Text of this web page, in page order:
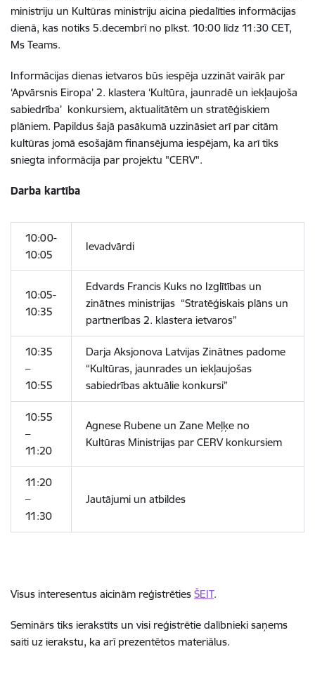
ministriju un Kultūras ministriju aicina piedalīties informācijas
dienā, kas notiks 5.decembrī no plkst. 10:00 līdz 11:30 CET,
Ms Teams.
Informācijas dienas ietvaros būs iespēja uzzināt vairāk par
‘Apvārsnis Eiropa’ 2. klastera ‘Kultūra, jaunradē un iekļaujoša
sabiedrība’ konkursiem, aktualitātēm un stratēģiskiem
plāniem. Papildus šajā pasākumā uzzināsiet arī par citām
kultūras jomā esošajām finansējuma iespējam, ka arī tiks
sniegta informācija par projektu "CERV".
Darba kartība
10:00-
10:05
Ievadvārdi
10:05-
10:35
Edvards Francis Kuks no Izglītības un
zinātnes ministrijas “Stratēģiskais plāns un
partnerības 2. klastera ietvaros”
10:35
–
10:55
Darja Aksjonova Latvijas Zinātnes padome
“Kultūras, jaunrades un iekļaujošas
sabiedrības aktuālie konkursi”
10:55
–
11:20
Agnese Rubene un Zane Meļķe no
Kultūras Ministrijas par CERV konkursiem
11:20
–
11:30
Jautājumi un atbildes
Visus interesentus aicinām reģistrēties ŠEIT.
Seminārs tiks ierakstīts un visi reģistrētie dalībnieki saņems
saiti uz ierakstu, ka arī prezentētos materiālus.